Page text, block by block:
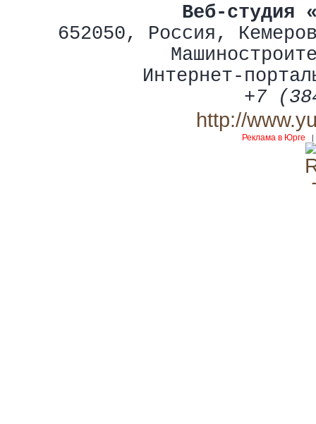
Веб-студия
652050, Россия ,
Интернет-
+7
http://
Реклама в Юрге